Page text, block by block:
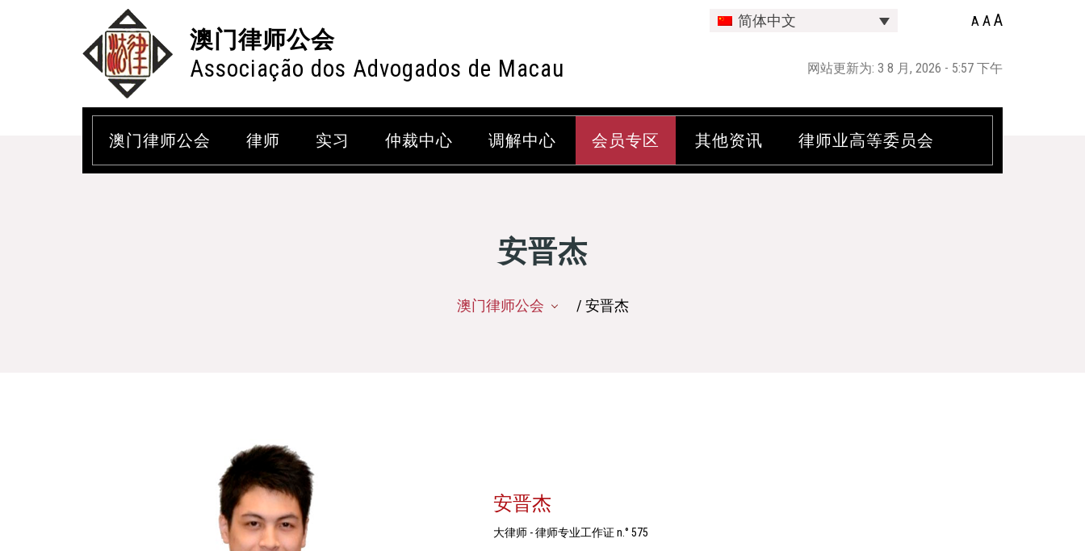
澳门律师公会
Associação dos Advogados de Macau
简体中文 A AA
网站更新为: 3 8 月, 2026 - 5:57 下午
澳门律师公会 律师 实习 仲裁中心 调解中心 会员专区 其他资讯 律师业高等委员会
安晋杰
澳门律师公会 / 安晋杰
安晋杰
大律师 - 律师专业工作证 n.° 575